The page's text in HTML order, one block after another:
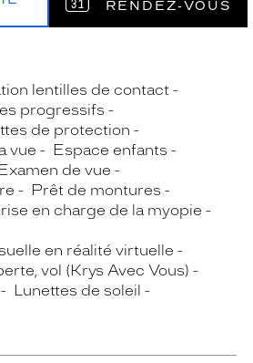
RENDEZ‑VOUS
lentilles de contact
progressifs
de protection
vue
Espace enfants
de vue
Prêt de montures
en charge de la myopie
en réalité virtuelle
vol (Krys Avec Vous)
Lunettes de soleil